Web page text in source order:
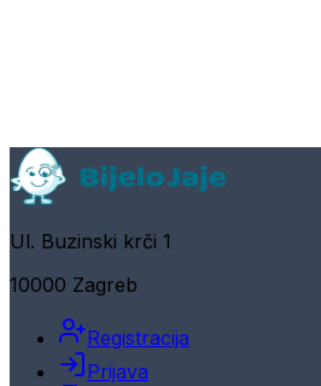
Ul. Buzinski krči 1
10000 Zagreb
Registracija
Prijava